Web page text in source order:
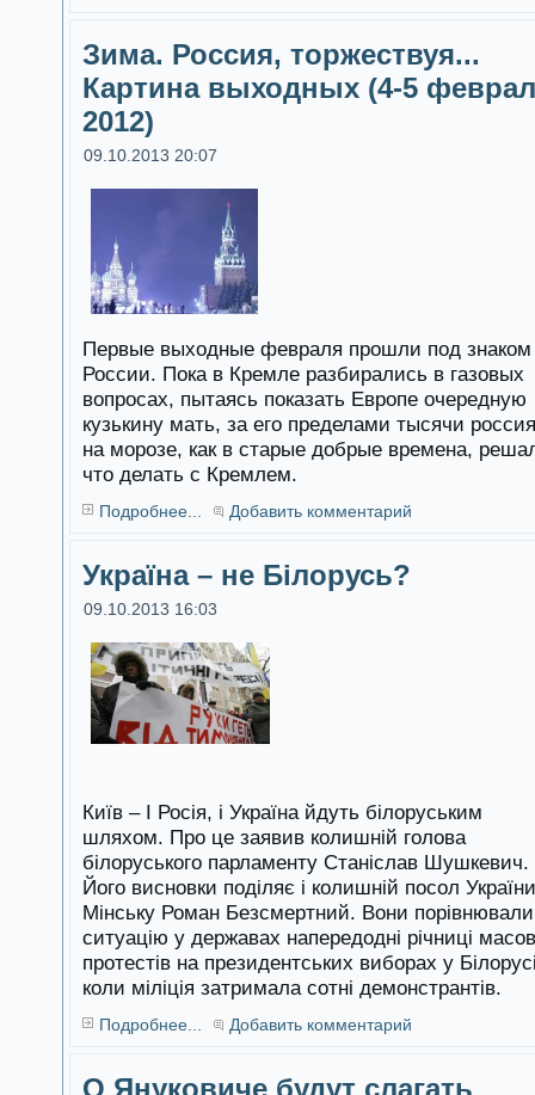
Зима. Россия, торжествуя...
Картина выходных (4-5
2012)
09.10.2013 20:07
Первые выходные февраля прошли под знаком
России. Пока в Кремле разбирались в газовых
вопросах, пытаясь показать Европе очередную
кузькину мать, за его пределами тысячи
на морозе, как в старые добрые времена,
что делать с Кремлем.
Подробнее... Добавить комментарий
Україна – не Білорусь?
09.10.2013 16:03
Київ – І Росія, і Україна йдуть білоруським
шляхом. Про це заявив колишній голова
білоруського парламенту Станіслав Шушкевич.
Його висновки поділяє і колишній посол
Мінську Роман Безсмертний. Вони порівнювали
ситуацію у державах напередодні річниці
протестів на президентських виборах у
коли міліція затримала сотні демонстрантів.
Подробнее... Добавить комментарий
О Януковиче будут слагать